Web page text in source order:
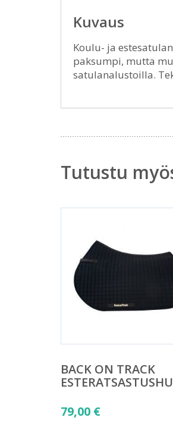
Kuvaus
Koulu- ja
paksumpi, mutta
satulanalustoilla.
Tutustu
BACK ON TRACK
79,00 €